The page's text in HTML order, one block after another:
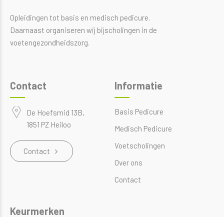
Opleidingen tot basis en medisch pedicure.
Daarnaast organiseren wij bijscholingen in de
voetengezondheidszorg.
Contact
De Hoefsmid 13B,
1851 PZ Heiloo
Contact
Informatie
Basis Pedicure
Medisch Pedicure
Voetscholingen
Over ons
Contact
Keurmerken